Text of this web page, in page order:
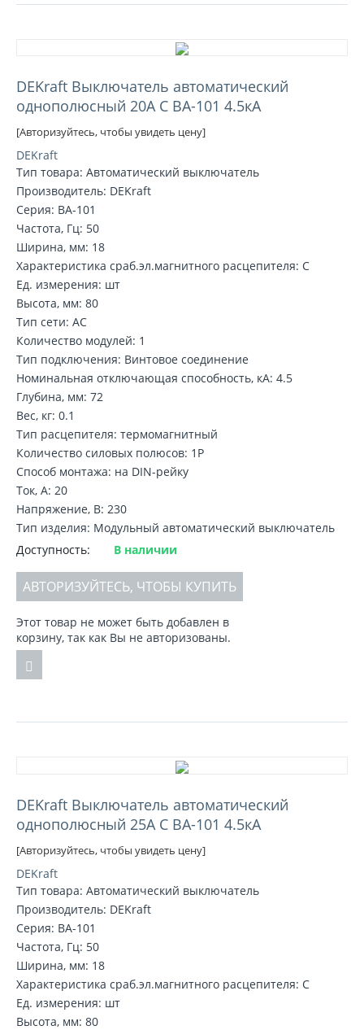
DEKraft Выключатель автоматический
однополюсный 20А С ВА-101 4.5кА
[Авторизуйтесь, чтобы увидеть цену]
DEKraft
Тип товара: Автоматический выключатель
Производитель: DEKraft
Серия: ВА-101
Частота, Гц: 50
Ширина, мм: 18
Характеристика сраб.эл.магнитного расцепителя: C
Ед. измерения: шт
Высота, мм: 80
Тип сети: AC
Количество модулей: 1
Тип подключения: Винтовое соединение
Номинальная отключающая способность, кA: 4.5
Глубина, мм: 72
Вес, кг: 0.1
Тип расцепителя: термомагнитный
Количество силовых полюсов: 1P
Способ монтажа: на DIN-рейку
Ток, А: 20
Напряжение, В: 230
Тип изделия: Модульный автоматический выключатель
Доступность:
В наличии
АВТОРИЗУЙТЕСЬ, ЧТОБЫ КУПИТЬ
Этот товар не может быть добавлен в
корзину, так как Вы не авторизованы.
DEKraft Выключатель автоматический
однополюсный 25А С ВА-101 4.5кА
[Авторизуйтесь, чтобы увидеть цену]
DEKraft
Тип товара: Автоматический выключатель
Производитель: DEKraft
Серия: ВА-101
Частота, Гц: 50
Ширина, мм: 18
Характеристика сраб.эл.магнитного расцепителя: C
Ед. измерения: шт
Высота, мм: 80